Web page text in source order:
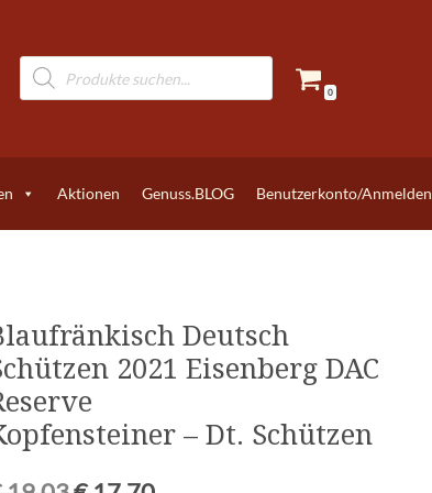
0
Aktionen Genuss.BLOG Benutzerkonto/Anmelden
Deutsch
2021 Eisenberg DAC
– Dt. Schützen